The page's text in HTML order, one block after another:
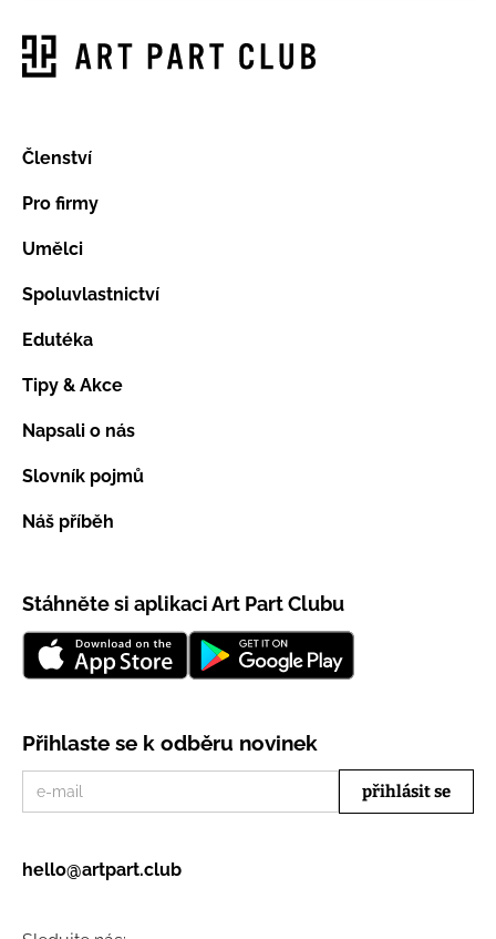
Členství
Pro firmy
Umělci
Spoluvlastnictví
Edutéka
Tipy & Akce
Napsali o nás
Slovník pojmů
Náš příběh
Stáhněte si aplikaci Art Part Clubu
Přihlaste se k odběru novinek
hello@artpart.club